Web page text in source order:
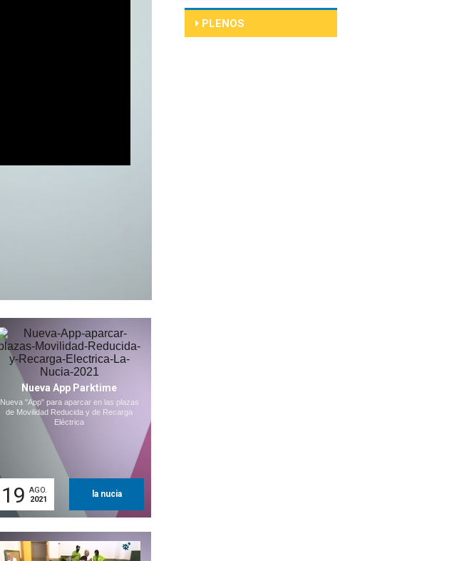
Nueva App Parktime
Nueva "App" para aparcar en las plazas
de Movilidad Reducida y de Recarga
Eléctrica
19 AGO.
2021
la nucia
PLENOS